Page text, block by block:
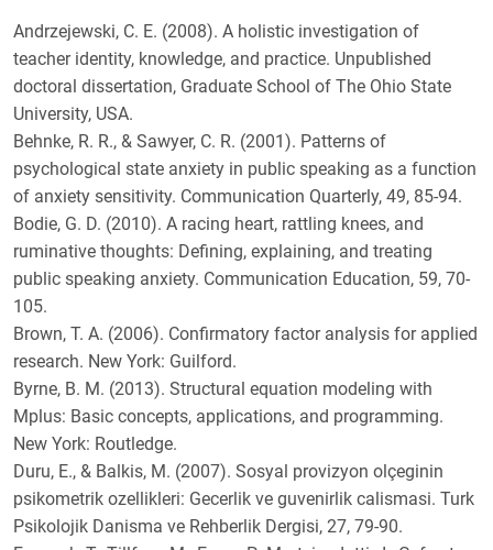
Andrzejewski, C. E. (2008). A holistic investigation of
teacher identity, knowledge, and practice. Unpublished
doctoral dissertation, Graduate School of The Ohio State
University, USA.
Behnke, R. R., & Sawyer, C. R. (2001). Patterns of
psychological state anxiety in public speaking as a function
of anxiety sensitivity. Communication Quarterly, 49, 85-94.
Bodie, G. D. (2010). A racing heart, rattling knees, and
ruminative thoughts: Defining, explaining, and treating
public speaking anxiety. Communication Education, 59, 70-
105.
Brown, T. A. (2006). Confirmatory factor analysis for applied
research. New York: Guilford.
Byrne, B. M. (2013). Structural equation modeling with
Mplus: Basic concepts, applications, and programming.
New York: Routledge.
Duru, E., & Balkis, M. (2007). Sosyal provizyon olçeginin
psikometrik ozellikleri: Gecerlik ve guvenirlik calismasi. Turk
Psikolojik Danisma ve Rehberlik Dergisi, 27, 79-90.